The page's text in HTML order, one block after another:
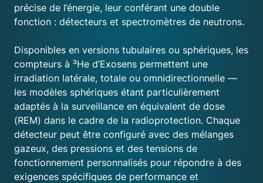
précise de l’énergie, leur conférant une double
fonction : détecteurs et spectromètres de neutrons.
Disponibles en versions tubulaires ou sphériques, les
compteurs à ³He d’Exosens permettent une
irradiation latérale, totale ou omnidirectionnelle —
les modèles sphériques étant particulièrement
adaptés à la surveillance en équivalent de dose
(REM) dans le cadre de la radioprotection. Chaque
détecteur peut être configuré avec des mélanges
gazeux, des pressions et des tensions de
fonctionnement personnalisés pour répondre à des
exigences spécifiques de performance et